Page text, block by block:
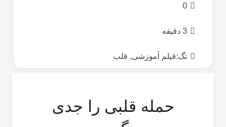
0
3 دقیقه
تگ:فیلم آموزشی, قلب
حمله قلبی را جدی